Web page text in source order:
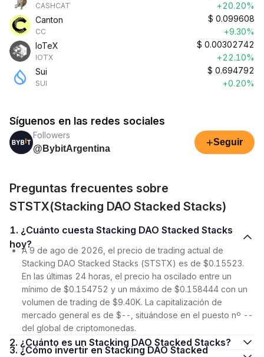
CASHCAT
+20.20%
Canton
CC
$ 0.099608
+9.30%
IoTeX
IOTX
$ 0.00302742
+22.10%
Sui
SUI
$ 0.694792
+0.20%
Síguenos en las redes sociales
Followers
@BybitArgentina
+Seguir
Preguntas frecuentes sobre
STSTX(Stacking DAO Stacked Stacks)
1. ¿Cuánto cuesta Stacking DAO Stacked Stacks
hoy?
A 9 de ago de 2026, el precio de trading actual de
Stacking DAO Stacked Stacks (STSTX) es de $0.15523.
En las últimas 24 horas, el precio ha oscilado entre un
mínimo de $0.154752 y un máximo de $0.158444 con un
volumen de trading de $9.40K. La capitalización de
mercado general es de $--, situándose en el puesto nº --
del global de criptomonedas.
2. ¿Cuánto es un Stacking DAO Stacked Stacks?
3. ¿Cómo invertir en Stacking DAO Stacked